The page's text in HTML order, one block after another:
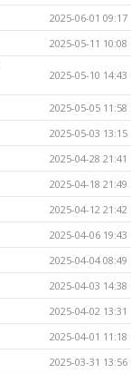
2025-06-01 09:17
2025-05-11 10:08
2025-05-10 14:43
2025-05-05 11:58
2025-05-03 13:15
2025-04-28 21:41
2025-04-18 21:49
2025-04-12 21:42
2025-04-06 19:43
2025-04-04 08:49
2025-04-03 14:38
2025-04-02 13:31
2025-04-01 11:18
2025-03-31 13:56